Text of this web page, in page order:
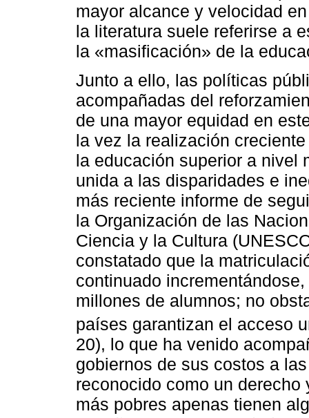
mayor alcance y velocidad
la literatura suele referirse a
la «masificación» de la
Junto a ello, las políticas
acompañadas del
de una mayor equidad en
la vez la realización
la educación superior a nivel
unida a las disparidades e
más reciente informe de
la Organización de las
Ciencia y la Cultura
constatado que la
continuado
millones de alumnos; no
países garantizan el acceso
20), lo que ha venido
gobiernos de sus costos a
reconocido como un derecho
más pobres apenas tienen